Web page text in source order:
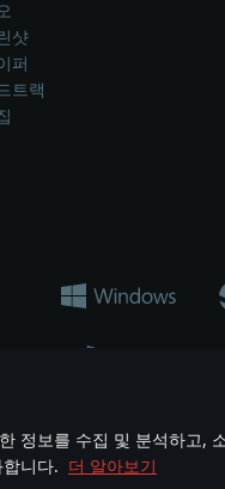
정보를 수집 및 분석하고,
니다. 더 알아보기
샷
퍼
트랙
하는 것은 무기 개발 업체
logos and brand names are
이용 약관